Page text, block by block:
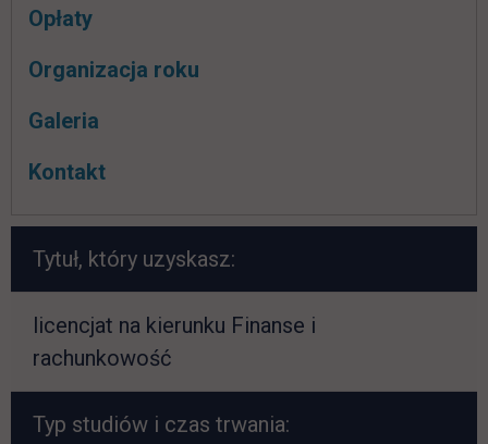
Opłaty
Organizacja roku
Galeria
Kontakt
Tytuł, który uzyskasz:
licencjat na kierunku Finanse i
rachunkowość
Typ studiów i czas trwania: